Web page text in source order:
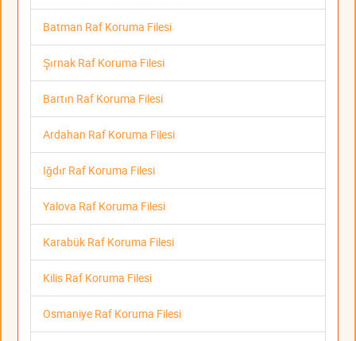
Batman Raf Koruma Filesi
Şırnak Raf Koruma Filesi
Bartın Raf Koruma Filesi
Ardahan Raf Koruma Filesi
Iğdır Raf Koruma Filesi
Yalova Raf Koruma Filesi
Karabük Raf Koruma Filesi
Kilis Raf Koruma Filesi
Osmaniye Raf Koruma Filesi